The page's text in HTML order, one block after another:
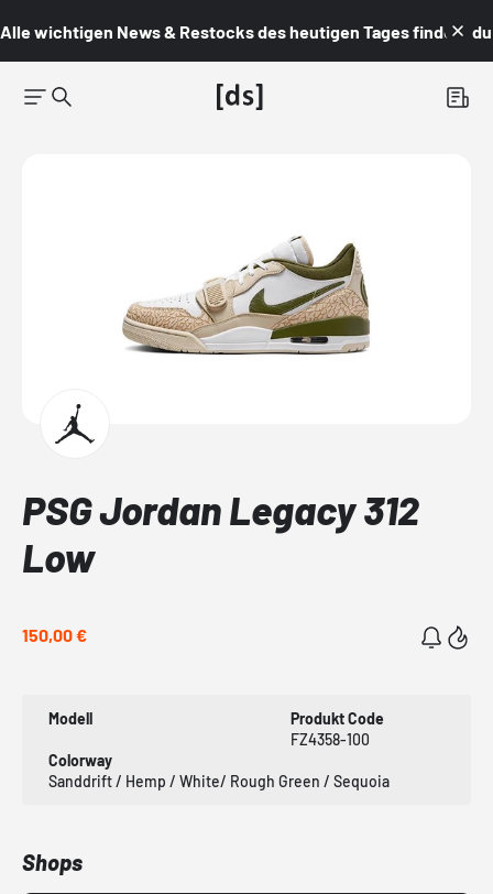
Alle wichtigen News & Restocks des heutigen Tages findest du
PSG Jordan Legacy 312
Low
150,00 €
Modell
Produkt Code
FZ4358-100
Colorway
Sanddrift / Hemp / White/ Rough Green / Sequoia
Shops